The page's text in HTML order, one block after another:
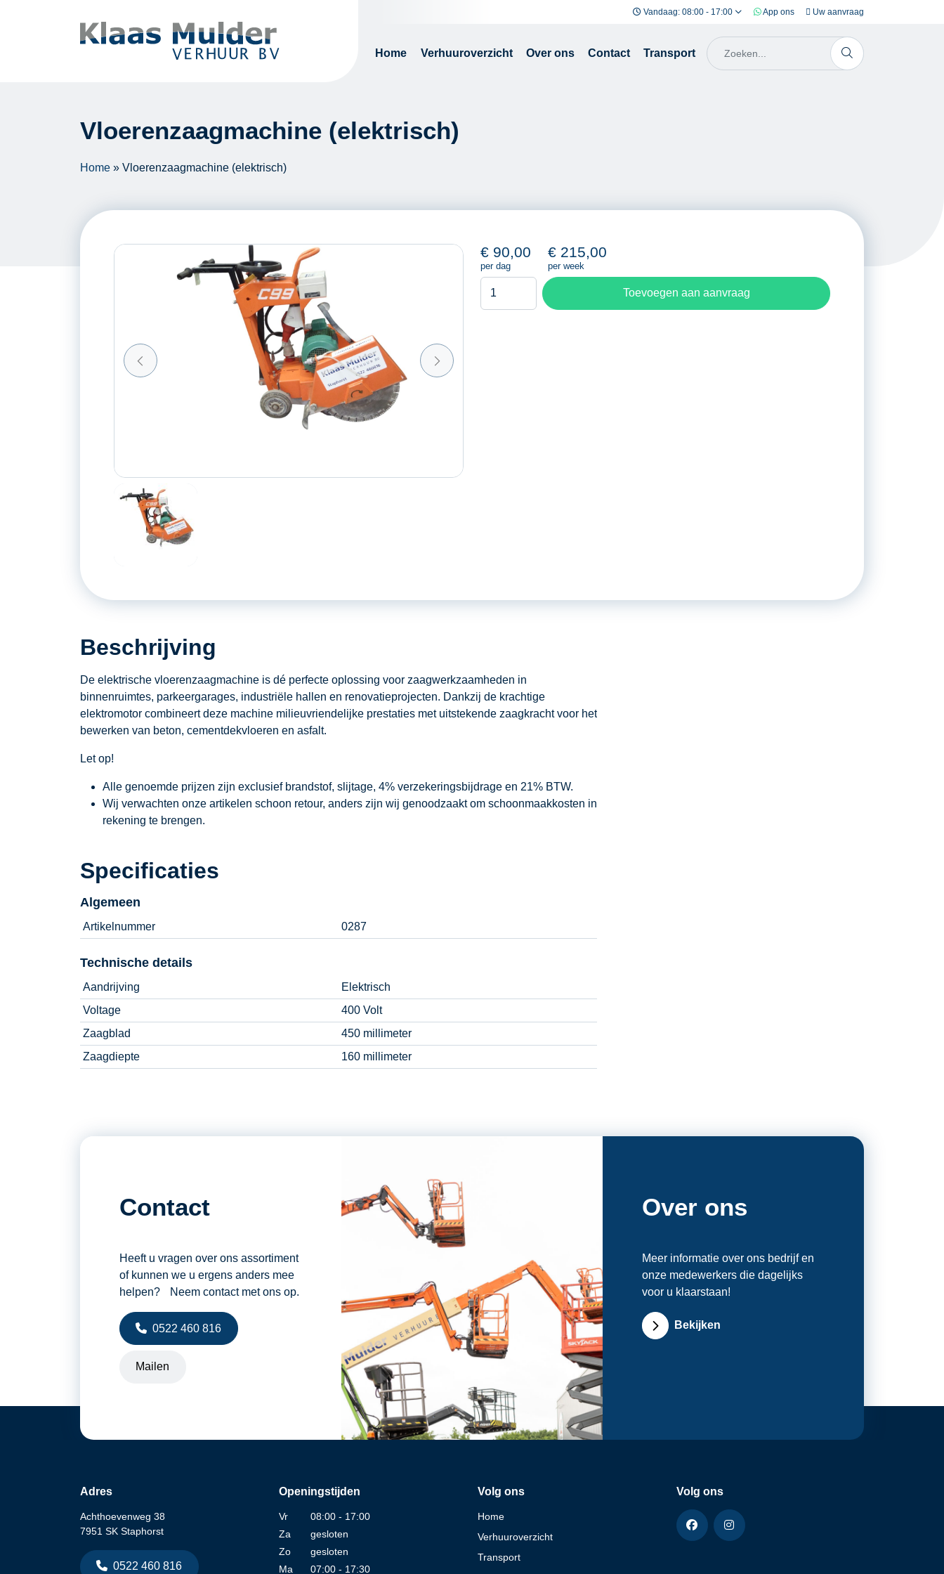
Vandaag: 08:00 - 17:00 App ons Uw aanvraag
Home Verhuuroverzicht Over ons Contact Transport
Vloerenzaagmachine (elektrisch)
Home » Vloerenzaagmachine (elektrisch)
€ 90,00
per dag
€ 215,00
per week
Vloerenzaagmachine
Toevoegen aan aanvraag
Beschrijving
De elektrische vloerenzaagmachine is dé perfecte oplossing voor zaagwerkzaamheden in
binnenruimtes, parkeergarages, industriële hallen en renovatieprojecten. Dankzij de krachtige
elektromotor combineert deze machine milieuvriendelijke prestaties met uitstekende zaagkracht voor het
bewerken van beton, cementdekvloeren en asfalt.
Let op!
Alle genoemde prijzen zijn exclusief brandstof, slijtage, 4% verzekeringsbijdrage en 21% BTW.
Wij verwachten onze artikelen schoon retour, anders zijn wij genoodzaakt om schoonmaakkosten in
rekening te brengen.
Specificaties
Algemeen
Artikelnummer 0287
Technische details
Aandrijving
Elektrisch
Voltage
400 Volt
Zaagblad
450 millimeter
Zaagdiepte
160 millimeter
Contact
Heeft u vragen over ons assortiment
of kunnen we u ergens anders mee
helpen? Neem contact met ons op.
0522 460 816
Mailen
Over ons
Meer informatie over ons bedrijf en
onze medewerkers die dagelijks
voor u klaarstaan!
Bekijken
Adres
Achthoevenweg 38
7951 SK Staphorst
0522 460 816
Openingstijden
Vr
08:00 - 17:00
Za
gesloten
Zo
gesloten
Ma
07:00 - 17:30
Volg ons
Home
Verhuuroverzicht
Transport
Volg ons